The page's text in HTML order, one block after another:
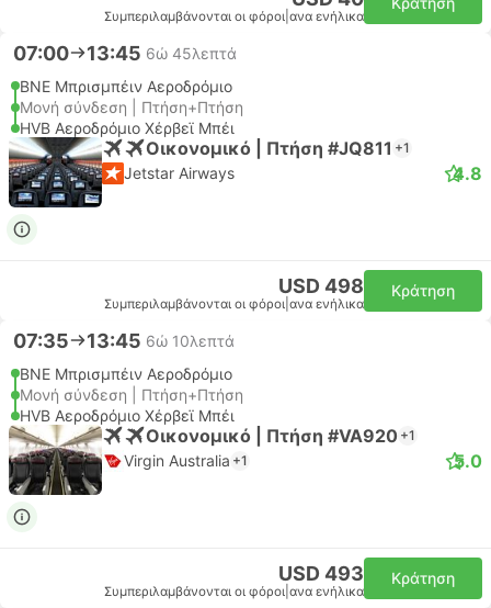
Συμπεριλαμβάνονται οι φόροι ανα ενήλικα
07:00 13:45 6ώ 45λεπτά
BNE Μπρισμπέιν Αεροδρόμιο
Μονή σύνδεση | Πτήση+Πτήση
HVB Αεροδρόμιο Χέρβεϊ Μπέι
Οικονομικό | Πτήση #JQ811 +1
Jetstar Airways 4.8
USD 498
Συμπεριλαμβάνονται οι φόροι ανα ενήλικα
Κράτηση
07:35 13:45 6ώ 10λεπτά
BNE Μπρισμπέιν Αεροδρόμιο
Μονή σύνδεση | Πτήση+Πτήση
HVB Αεροδρόμιο Χέρβεϊ Μπέι
Οικονομικό | Πτήση #VA920 +1
Virgin Australia +1 5.0
USD 493
Συμπεριλαμβάνονται οι φόροι ανα ενήλικα
Κράτηση